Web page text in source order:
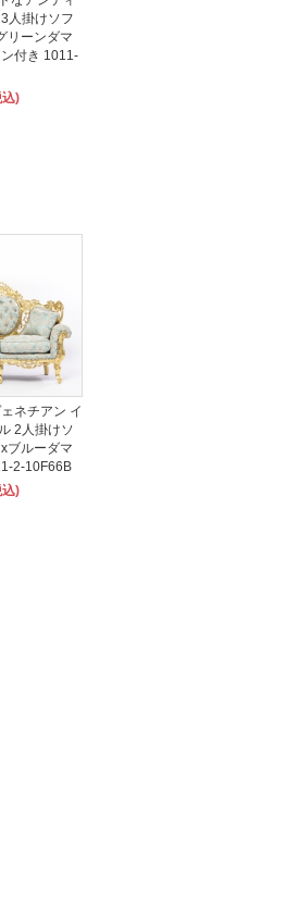
人掛けソフ
リーンダマ
付き 1011-
)
ネチアン イ
2人掛けソ
ブルーダマ
2-10F66B
)